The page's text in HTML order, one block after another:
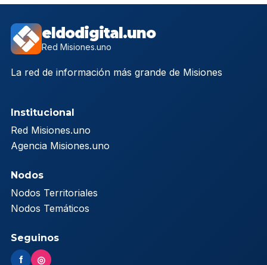
eldodigital.uno
Red Misiones.uno
La red de información más grande de Misiones
Institucional
Red Misiones.uno
Agencia Misiones.uno
Nodos
Nodos Territoriales
Nodos Temáticos
Seguinos
f ◎